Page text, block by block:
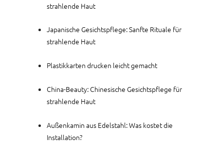
strahlende Haut
Japanische Gesichtspflege: Sanfte Rituale für
strahlende Haut
Plastikkarten drucken leicht gemacht
China-Beauty: Chinesische Gesichtspflege für
strahlende Haut
Außenkamin aus Edelstahl: Was kostet die
Installation?